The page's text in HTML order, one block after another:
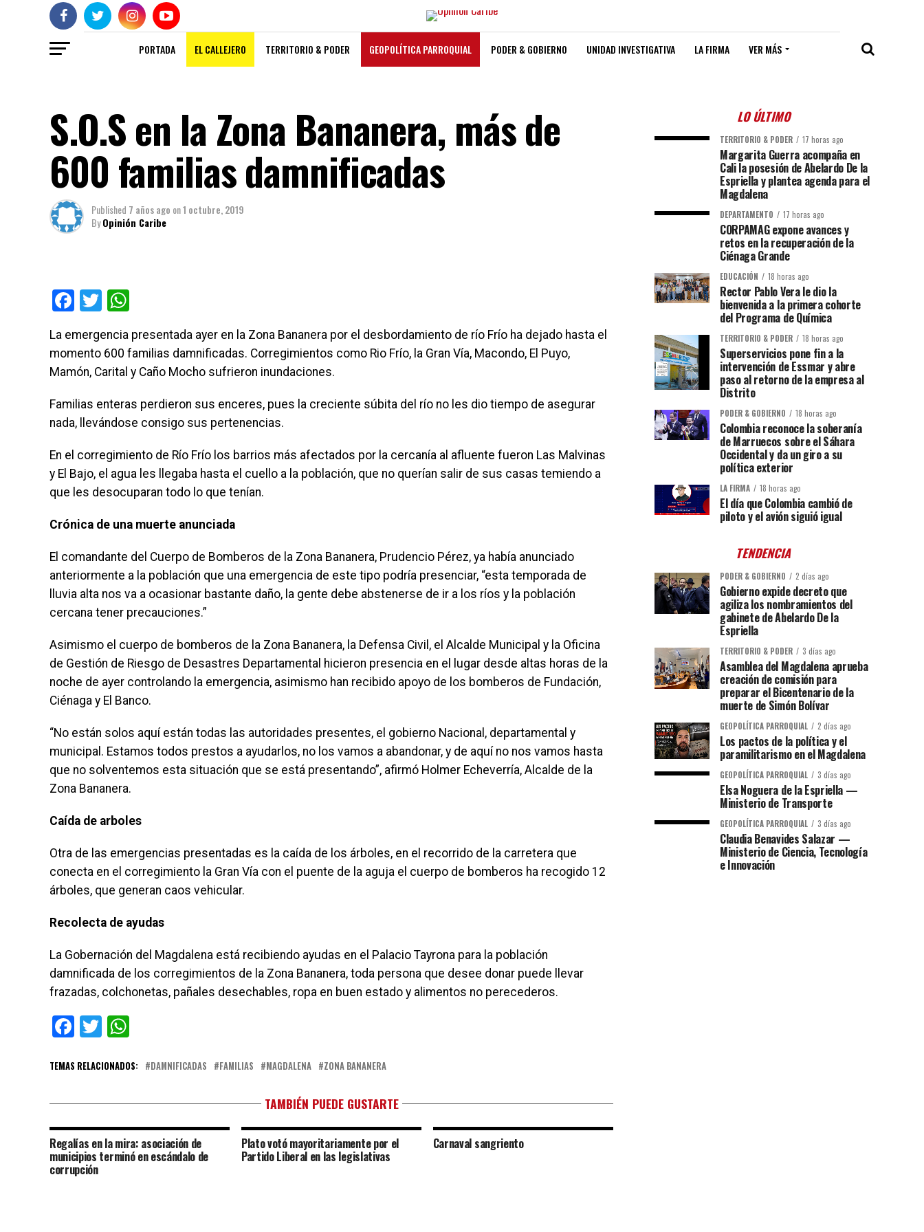
PORTADA EL CALLEJERO TERRITORIO & PODER GEOPOLÍTICA PARROQUIAL PODER & GOBIERNO UNIDAD INVESTIGATIVA LA FIRMA VER MÁS
S.O.S en la Zona Bananera, más de
600 familias damnificadas
Published 7 años ago on1 octubre, 2019
ByOpinión Caribe
Facebook
Twitter
La emergencia presentada ayer en la Zona Bananera por el desbordamiento de río Frío ha dejado hasta el
momento 600 familias damnificadas. Corregimientos como Rio Frío, la Gran Vía, Macondo, El Puyo,
Mamón, Carital y Caño Mocho sufrieron inundaciones.
Familias enteras perdieron sus enceres, pues la creciente súbita del río no les dio tiempo de asegurar
nada, llevándose consigo sus pertenencias.
En el corregimiento de Río Frío los barrios más afectados por la cercanía al afluente fueron Las Malvinas
y El Bajo, el agua les llegaba hasta el cuello a la población, que no querían salir de sus casas temiendo a
que les desocuparan todo lo que tenían.
Crónica de una muerte anunciada
El comandante del Cuerpo de Bomberos de la Zona Bananera, Prudencio Pérez, ya había anunciado
anteriormente a la población que una emergencia de este tipo podría presenciar, “esta temporada de
lluvia alta nos va a ocasionar bastante daño, la gente debe abstenerse de ir a los ríos y la población
cercana tener precauciones.”
Asimismo el cuerpo de bomberos de la Zona Bananera, la Defensa Civil, el Alcalde Municipal y la Oficina
de Gestión de Riesgo de Desastres Departamental hicieron presencia en el lugar desde altas horas de la
noche de ayer controlando la emergencia, asimismo han recibido apoyo de los bomberos de Fundación,
Ciénaga y El Banco.
“No están solos aquí están todas las autoridades presentes, el gobierno Nacional, departamental y
municipal. Estamos todos prestos a ayudarlos, no los vamos a abandonar, y de aquí no nos vamos hasta
que no solventemos esta situación que se está presentando”, afirmó Holmer Echeverría, Alcalde de la
Zona Bananera.
Caída de arboles
Otra de las emergencias presentadas es la caída de los árboles, en el recorrido de la carretera que
conecta en el corregimiento la Gran Vía con el puente de la aguja el cuerpo de bomberos ha recogido 12
árboles, que generan caos vehicular.
Recolecta de ayudas
La Gobernación del Magdalena está recibiendo ayudas en el Palacio Tayrona para la población
damnificada de los corregimientos de la Zona Bananera, toda persona que desee donar puede llevar
frazadas, colchonetas, pañales desechables, ropa en buen estado y alimentos no perecederos.
Facebook
Twitter
TEMAS RELACIONADOS: DAMNIFICADAS FAMILIAS MAGDALENA ZONA BANANERA
TAMBIÉN PUEDE GUSTARTE
Regalías en la mira: asociación de
municipios terminó en escándalo de
corrupción
Plato votó mayoritariamente por el
Partido Liberal en las legislativas
Carnaval sangriento
LO ÚLTIMO
TERRITORIO & PODER 17 horas ago
Margarita Guerra acompaña en
Cali la posesión de Abelardo De la
Espriella y plantea agenda para el
Magdalena
DEPARTAMENTO 17 horas ago
CORPAMAG expone avances y
retos en la recuperación de la
Ciénaga Grande
EDUCACIÓN 18 horas ago
Rector Pablo Vera le dio la
bienvenida a la primera cohorte
del Programa de Química
TERRITORIO & PODER 18 horas ago
Superservicios pone fin a la
intervención de Essmar y abre
paso al retorno de la empresa al
Distrito
PODER & GOBIERNO 18 horas ago
Colombia reconoce la soberanía
de Marruecos sobre el Sáhara
Occidental y da un giro a su
política exterior
LA FIRMA 18 horas ago
El día que Colombia cambió de
piloto y el avión siguió igual
TENDENCIA
PODER & GOBIERNO 2 días ago
Gobierno expide decreto que
agiliza los nombramientos del
gabinete de Abelardo De la
Espriella
TERRITORIO & PODER 3 días ago
Asamblea del Magdalena aprueba
creación de comisión para
preparar el Bicentenario de la
muerte de Simón Bolívar
GEOPOLÍTICA PARROQUIAL 2 días ago
Los pactos de la política y el
paramilitarismo en el Magdalena
GEOPOLÍTICA PARROQUIAL 3 días ago
Elsa Noguera de la Espriella —
Ministerio de Transporte
GEOPOLÍTICA PARROQUIAL 3 días ago
Claudia Benavides Salazar —
Ministerio de Ciencia, Tecnología
e Innovación